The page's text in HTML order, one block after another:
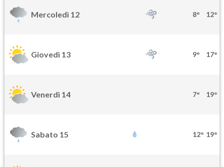
Mercoledì 12 8° 12°
Giovedì 13 9° 17°
Venerdì 14 7° 19°
Sabato 15 12° 19°